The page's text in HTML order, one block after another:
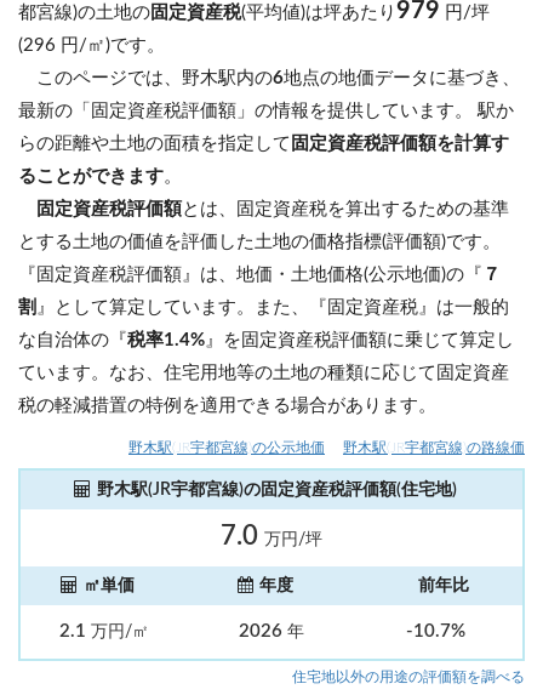
都宮線)の土地の 固定資産税(平均値)は坪あたり 979 円/坪
(296 円/㎡)です。
このページでは、野木駅内の6地点の地価データに基づき、
最新の「固定資産税評価額」の情報を提供しています。 駅か
らの距離や土地の面積を指定して 固定資産税評価額を計算す
ることができます。
固定資産税評価額とは、固定資産税を算出するための基準
とする土地の価値を評価した土地の価格指標(評価額)です。
『固定資産税評価額』は、地価・土地価格(公示地価)の『 ７
割 』として算定しています。また、『固定資産税』は一般的
な自治体の『税率1.4% 』を固定資産税評価額に乗じて算定し
ています。なお、住宅用地等の土地の種類に応じて固定資産
税の軽減措置の特例を適用できる場合があります。
野木駅(JR宇都宮線)の公示地価 野木駅(JR宇都宮線)の路線価
野木駅(JR宇都宮線)の固定資産税評価額(住宅地)
7.0 万円/坪
㎡単価 年度 前年比
2.1 万円/㎡ 2026 年 -10.7%
住宅地以外の用途の評価額を調べる